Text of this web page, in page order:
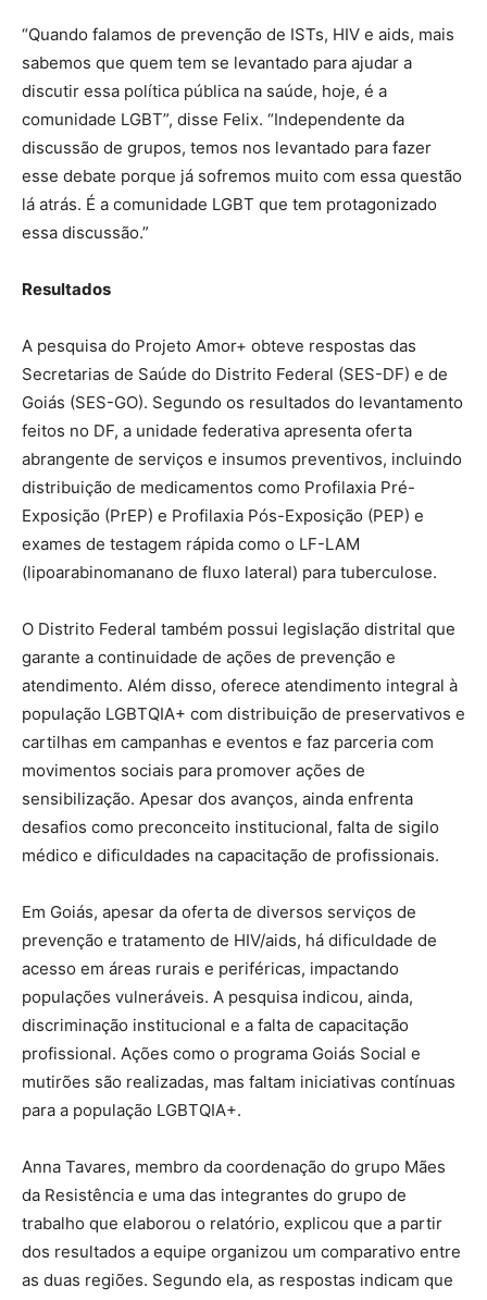
“Quando falamos de prevenção de ISTs, HIV e aids, mais
sabemos que quem tem se levantado para ajudar a
discutir essa política pública na saúde, hoje, é a
comunidade LGBT”, disse Felix. “Independente da
discussão de grupos, temos nos levantado para fazer
esse debate porque já sofremos muito com essa questão
lá atrás. É a comunidade LGBT que tem protagonizado
essa discussão.”
Resultados
A pesquisa do Projeto Amor+ obteve respostas das
Secretarias de Saúde do Distrito Federal (SES-DF) e de
Goiás (SES-GO). Segundo os resultados do levantamento
feitos no DF, a unidade federativa apresenta oferta
abrangente de serviços e insumos preventivos, incluindo
distribuição de medicamentos como Profilaxia Pré-
Exposição (PrEP) e Profilaxia Pós-Exposição (PEP) e
exames de testagem rápida como o LF-LAM
(lipoarabinomanano de fluxo lateral) para tuberculose.
O Distrito Federal também possui legislação distrital que
garante a continuidade de ações de prevenção e
atendimento. Além disso, oferece atendimento integral à
população LGBTQIA+ com distribuição de preservativos e
cartilhas em campanhas e eventos e faz parceria com
movimentos sociais para promover ações de
sensibilização. Apesar dos avanços, ainda enfrenta
desafios como preconceito institucional, falta de sigilo
médico e dificuldades na capacitação de profissionais.
Em Goiás, apesar da oferta de diversos serviços de
prevenção e tratamento de HIV/aids, há dificuldade de
acesso em áreas rurais e periféricas, impactando
populações vulneráveis. A pesquisa indicou, ainda,
discriminação institucional e a falta de capacitação
profissional. Ações como o programa Goiás Social e
mutirões são realizadas, mas faltam iniciativas contínuas
para a população LGBTQIA+.
Anna Tavares, membro da coordenação do grupo Mães
da Resistência e uma das integrantes do grupo de
trabalho que elaborou o relatório, explicou que a partir
dos resultados a equipe organizou um comparativo entre
as duas regiões. Segundo ela, as respostas indicam que